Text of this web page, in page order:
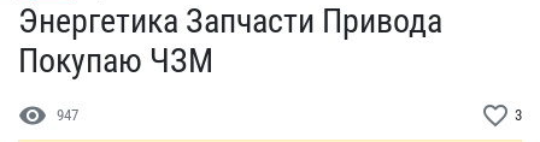
Энергетика Запчасти Прив​ода
Покупаю ЧЗМ
visibility 947 favorite_border 3